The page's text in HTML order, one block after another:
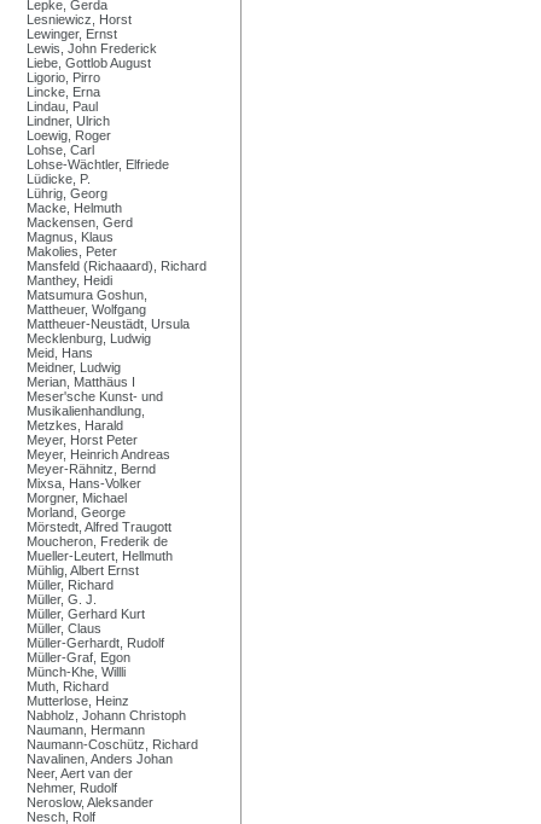
Lepke, Gerda
Lesniewicz, Horst
Lewinger, Ernst
Lewis, John Frederick
Liebe, Gottlob August
Ligorio, Pirro
Lincke, Erna
Lindau, Paul
Lindner, Ulrich
Loewig, Roger
Lohse, Carl
Lohse-Wächtler, Elfriede
Lüdicke, P.
Lührig, Georg
Macke, Helmuth
Mackensen, Gerd
Magnus, Klaus
Makolies, Peter
Mansfeld (Richaaard), Richard
Manthey, Heidi
Matsumura Goshun,
Mattheuer, Wolfgang
Mattheuer-Neustädt, Ursula
Mecklenburg, Ludwig
Meid, Hans
Meidner, Ludwig
Merian, Matthäus I
Meser'sche Kunst- und
Musikalienhandlung,
Metzkes, Harald
Meyer, Horst Peter
Meyer, Heinrich Andreas
Meyer-Rähnitz, Bernd
Mixsa, Hans-Volker
Morgner, Michael
Morland, George
Mörstedt, Alfred Traugott
Moucheron, Frederik de
Mueller-Leutert, Hellmuth
Mühlig, Albert Ernst
Müller, Richard
Müller, G. J.
Müller, Gerhard Kurt
Müller, Claus
Müller-Gerhardt, Rudolf
Müller-Graf, Egon
Münch-Khe, Willli
Muth, Richard
Mutterlose, Heinz
Nabholz, Johann Christoph
Naumann, Hermann
Naumann-Coschütz, Richard
Navalinen, Anders Johan
Neer, Aert van der
Nehmer, Rudolf
Neroslow, Aleksander
Nesch, Rolf